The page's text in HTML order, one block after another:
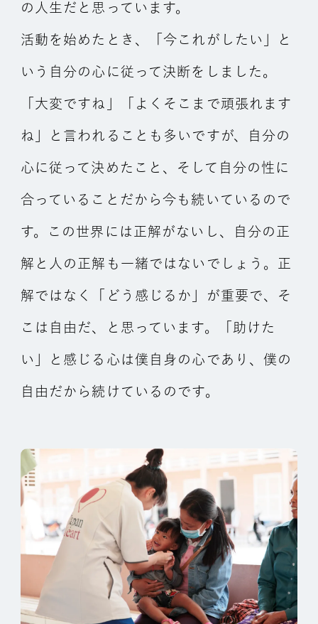
の人生だと思っています。
活動を始めたとき、「今これがしたい」と
いう自分の心に従って決断をしました。
「大変ですね」「よくそこまで頑張れます
ね」と言われることも多いですが、自分の
心に従って決めたこと、そして自分の性に
合っていることだから今も続いているので
す。この世界には正解がないし、自分の正
解と人の正解も一緒ではないでしょう。正
解ではなく「どう感じるか」が重要で、そ
こは自由だ、と思っています。「助けた
い」と感じる心は僕自身の心であり、僕の
自由だから続けているのです。